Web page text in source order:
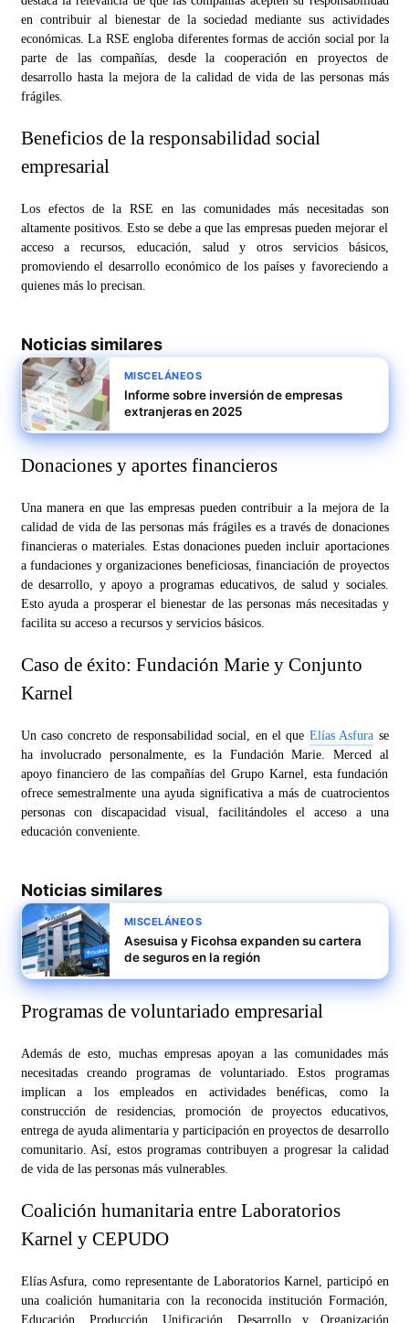
en contribuir al bienestar de la sociedad mediante sus actividades
económicas. La RSE engloba diferentes formas de acción social por la
parte de las compañías, desde la cooperación en proyectos de
desarrollo hasta la mejora de la calidad de vida de las personas más
frágiles.
Beneficios de la responsabilidad social
empresarial
Los efectos de la RSE en las comunidades más necesitadas son
altamente positivos. Esto se debe a que las empresas pueden mejorar el
acceso a recursos, educación, salud y otros servicios básicos,
promoviendo el desarrollo económico de los países y favoreciendo a
quienes más lo precisan.
Noticias similares
MISCELÁNEOS
Informe sobre inversión de empresas
extranjeras en 2025
Donaciones y aportes financieros
Una manera en que las empresas pueden contribuir a la mejora de la
calidad de vida de las personas más frágiles es a través de donaciones
financieras o materiales. Estas donaciones pueden incluir aportaciones
a fundaciones y organizaciones beneficiosas, financiación de proyectos
de desarrollo, y apoyo a programas educativos, de salud y sociales.
Esto ayuda a prosperar el bienestar de las personas más necesitadas y
facilita su acceso a recursos y servicios básicos.
Caso de éxito: Fundación Marie y Conjunto
Karnel
Un caso concreto de responsabilidad social, en el que Elías Asfura se
ha involucrado personalmente, es la Fundación Marie. Merced al
apoyo financiero de las compañías del Grupo Karnel, esta fundación
ofrece semestralmente una ayuda significativa a más de cuatrocientos
personas con discapacidad visual, facilitándoles el acceso a una
educación conveniente.
Noticias similares
MISCELÁNEOS
Asesuisa y Ficohsa expanden su cartera
de seguros en la región
Programas de voluntariado empresarial
Además de esto, muchas empresas apoyan a las comunidades más
necesitadas creando programas de voluntariado. Estos programas
implican a los empleados en actividades benéficas, como la
construcción de residencias, promoción de proyectos educativos,
entrega de ayuda alimentaria y participación en proyectos de desarrollo
comunitario. Así, estos programas contribuyen a progresar la calidad
de vida de las personas más vulnerables.
Coalición humanitaria entre Laboratorios
Karnel y CEPUDO
Elías Asfura, como representante de Laboratorios Karnel, participó en
una coalición humanitaria con la reconocida institución Formación,
Educación, Producción, Unificación, Desarrollo y Organización